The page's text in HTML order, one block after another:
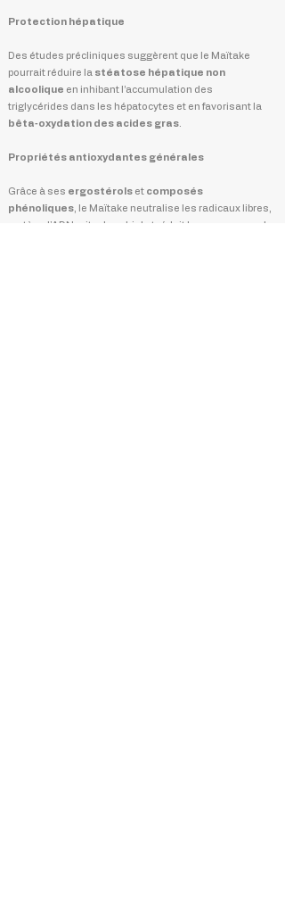
Protection hépatique
Des études précliniques suggèrent que le Maïtake
pourrait réduire la stéatose hépatique non
alcoolique en inhibant l’accumulation des
triglycérides dans les hépatocytes et en favorisant la
bêta‑oxydation des acides gras
Propriétés antioxydantes générales
Grâce à ses ergostérols et composés
phénoliques , le Maïtake neutralise les radicaux libres,
protège l’ADN mitochondrial et réduit les marqueurs de